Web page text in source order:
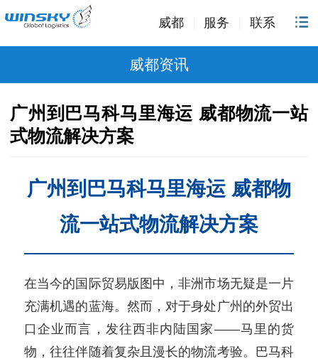
威都 服务 联系
威都资讯
广州到巴马科马里海运 威都物流一站
式物流解决方案
广州到巴马科马里海运 威都物
流一站式物流解决方案
在当今的国际贸易版图中，非洲市场无疑是一片
充满机遇的蓝海。然而，对于身处广州的外贸出
口企业而言，发往西非内陆国家——马里的货
物，往往伴随着复杂且漫长的物流考验。巴马科